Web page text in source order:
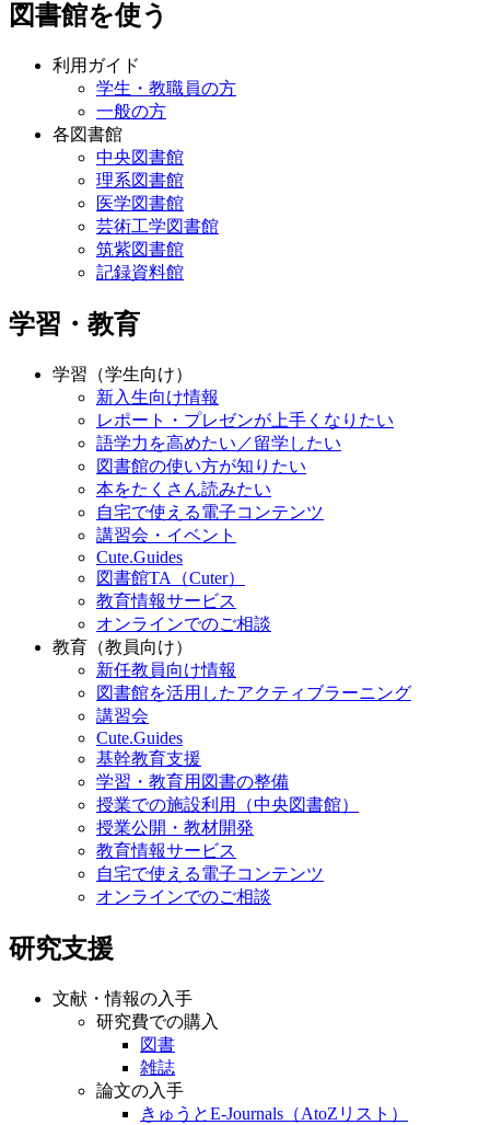
図書館を使う
利用ガイド
学生・教職員の方
一般の方
各図書館
中央図書館
理系図書館
医学図書館
芸術工学図書館
筑紫図書館
記録資料館
学習・教育
学習（学生向け）
新入生向け情報
レポート・プレゼンが上手くなりたい
語学力を高めたい／留学したい
図書館の使い方が知りたい
本をたくさん読みたい
自宅で使える電子コンテンツ
講習会・イベント
Cute.Guides
図書館TA（Cuter）
教育情報サービス
オンラインでのご相談
教育（教員向け）
新任教員向け情報
図書館を活用したアクティブラーニング
講習会
Cute.Guides
基幹教育支援
学習・教育用図書の整備
授業での施設利用（中央図書館）
授業公開・教材開発
教育情報サービス
自宅で使える電子コンテンツ
オンラインでのご相談
研究支援
文献・情報の入手
研究費での購入
図書
雑誌
論文の入手
きゅうとE-Journals（AtoZリスト）